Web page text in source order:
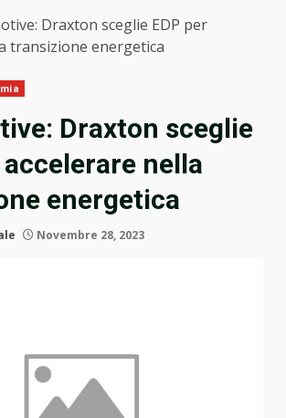
Draxton sceglie EDP per
transizione energetica
Draxton sceglie
accelerare nella
energetica
Novembre 28, 2023